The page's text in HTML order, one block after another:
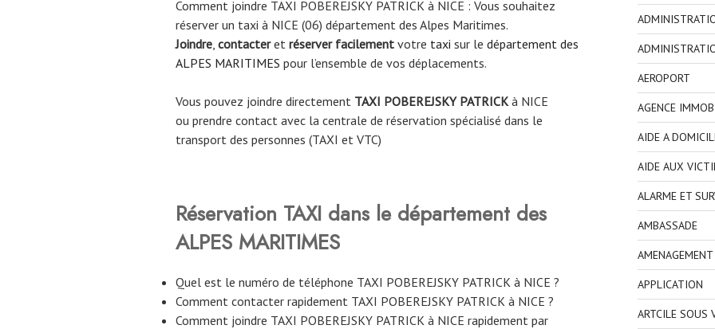
Comment joindre TAXI POBEREJSKY PATRICK à NICE : Vous souhaitez
réserver un taxi à NICE (06) département des Alpes Maritimes.
Joindre, contacteret réserver facilement votre taxi sur le département des
ALPES MARITIMES pour l’ensemble de vos déplacements.
Vous pouvez joindre directement TAXI POBEREJSKY PATRICKà NICE
ou prendre contact avec la centrale de réservation spécialisé dans le
transport des personnes (TAXI et VTC)
Réservation TAXI dans le département des
ALPES MARITIMES
Quel est le numéro de téléphone TAXI POBEREJSKY PATRICK à NICE ?
Comment contacter rapidement TAXI POBEREJSKY PATRICK à NICE ?
Comment joindre TAXI POBEREJSKY PATRICK à NICE rapidement par
AEROPORT
AGENCE
AIDE A
AIDE AUX
ALARME ET
AMBASSADE
APPLICATION
ARTCILE SOUS